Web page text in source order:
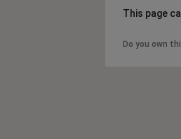
This page
Do you own